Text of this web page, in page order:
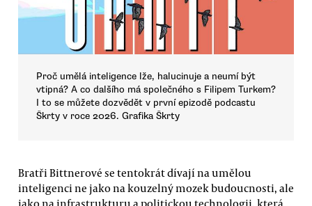
Proč umělá inteligence lže, halucinuje a neumí být
vtipná? A co dalšího má společného s Filipem Turkem?
I to se můžete dozvědět v první epizodě podcastu
Škrty v roce 2026. Grafika Škrty
Bratři Bittnerové se tentokrát dívají na umělou
inteligenci ne jako na kouzelný mozek budoucnosti, ale
jako na infrastrukturu a politickou technologii, která